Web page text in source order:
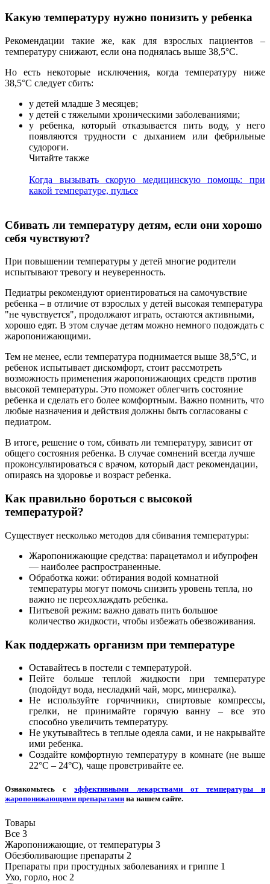
Какую температуру нужно понизить у ребенка
Рекомендации такие же, как для взрослых пациентов –
температуру снижают, если она поднялась выше 38,5°С.
Но есть некоторые исключения, когда температуру ниже
38,5°С следует сбить:
у детей младше 3 месяцев;
у детей с тяжелыми хроническими заболеваниями;
у ребенка, который отказывается пить воду, у него
появляются трудности с дыханием или фебрильные
судороги.
Читайте также
Когда вызывать скорую медицинскую помощь: при
какой температуре, пульсе
Сбивать ли температуру детям, если они хорошо
себя чувствуют?
При повышении температуры у детей многие родители
испытывают тревогу и неуверенность.
Педиатры рекомендуют ориентироваться на самочувствие
ребенка – в отличие от взрослых у детей высокая температура
"не чувствуется", продолжают играть, остаются активными,
хорошо едят. В этом случае детям можно немного подождать с
жаропонижающими.
Тем не менее, если температура поднимается выше 38,5°C, и
ребенок испытывает дискомфорт, стоит рассмотреть
возможность применения жаропонижающих средств против
высокой температуры. Это поможет облегчить состояние
ребенка и сделать его более комфортным. Важно помнить, что
любые назначения и действия должны быть согласованы с
педиатром.
В итоге, решение о том, сбивать ли температуру, зависит от
общего состояния ребенка. В случае сомнений всегда лучше
проконсультироваться с врачом, который даст рекомендации,
опираясь на здоровье и возраст ребенка.
Как правильно бороться с высокой
температурой?
Существует несколько методов для сбивания температуры:
Жаропонижающие средства: парацетамол и ибупрофен
— наиболее распространенные.
Обработка кожи: обтирания водой комнатной
температуры могут помочь снизить уровень тепла, но
важно не переохлаждать ребенка.
Питьевой режим: важно давать пить большое
количество жидкости, чтобы избежать обезвоживания.
Как поддержать организм при температуре
Оставайтесь в постели с температурой.
Пейте больше теплой жидкости при температуре
(подойдут вода, несладкий чай, морс, минералка).
Не используйте горчичники, спиртовые компрессы,
грелки, не принимайте горячую ванну – все это
способно увеличить температуру.
Не укутывайтесь в теплые одеяла сами, и не накрывайте
ими ребенка.
Создайте комфортную температуру в комнате (не выше
22°С – 24°С), чаще проветривайте ее.
Ознакомьтесь с
эффективными лекарствами от температуры и
жаропонижающими препаратами на нашем сайте.
Товары
Все 3
Жаропонижающие, от температуры 3
Обезболивающие препараты 2
Препараты при простудных заболеваниях и гриппе 1
Ухо, горло, нос 2